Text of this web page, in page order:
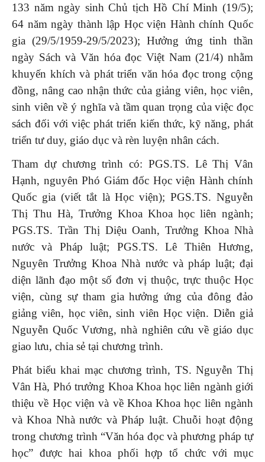
133 năm ngày sinh Chủ tịch Hồ Chí Minh (19/5);
64 năm ngày thành lập Học viện Hành chính Quốc
gia (29/5/1959-29/5/2023); Hưởng ứng tinh thần
ngày Sách và Văn hóa đọc Việt Nam (21/4) nhằm
khuyến khích và phát triển văn hóa đọc trong cộng
đồng, nâng cao nhận thức của giảng viên, học viên,
sinh viên về ý nghĩa và tầm quan trọng của việc đọc
sách đối với việc phát triển kiến thức, kỹ năng, phát
triển tư duy, giáo dục và rèn luyện nhân cách.
Tham dự chương trình có: PGS.TS. Lê Thị Vân
Hạnh, nguyên Phó Giám đốc Học viện Hành chính
Quốc gia (viết tắt là Học viện); PGS.TS. Nguyễn
Thị Thu Hà, Trưởng Khoa Khoa học liên ngành;
PGS.TS. Trần Thị Diệu Oanh, Trưởng Khoa Nhà
nước và Pháp luật; PGS.TS. Lê Thiên Hương,
Nguyên Trưởng Khoa Nhà nước và pháp luật; đại
diện lãnh đạo một số đơn vị thuộc, trực thuộc Học
viện, cùng sự tham gia hưởng ứng của đông đảo
giảng viên, học viên, sinh viên Học viện. Diễn giả
Nguyễn Quốc Vương, nhà nghiên cứu về giáo dục
giao lưu, chia sẻ tại chương trình.
Phát biểu khai mạc chương trình, TS. Nguyễn Thị
Vân Hà, Phó trưởng Khoa Khoa học liên ngành giới
thiệu về Học viện và về Khoa Khoa học liên ngành
và Khoa Nhà nước và Pháp luật. Chuỗi hoạt động
trong chương trình “Văn hóa đọc và phương pháp tự
học” được hai khoa phối hợp tổ chức với mục